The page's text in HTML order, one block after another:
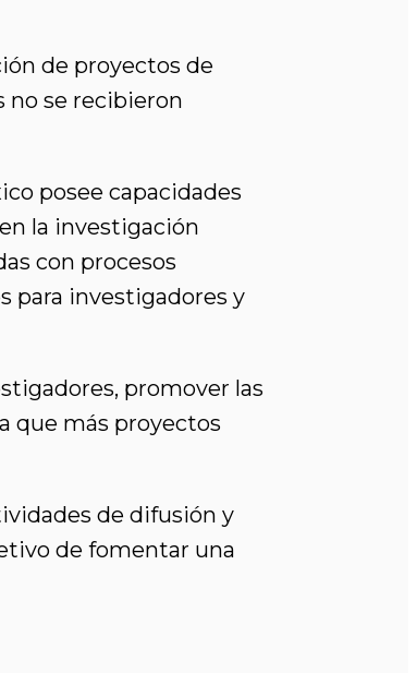
de proyectos de
no se recibieron
posee capacidades
la investigación
con procesos
para investigadores y
promover las
que más proyectos
de difusión y
de fomentar una